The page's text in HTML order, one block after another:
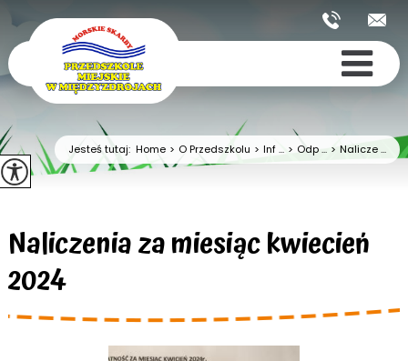
Jesteś tutaj:Home > O Przedszkolu > Inf ... > Odp ... > Nalicze ...
Naliczenia za miesiąc kwiecień
2024